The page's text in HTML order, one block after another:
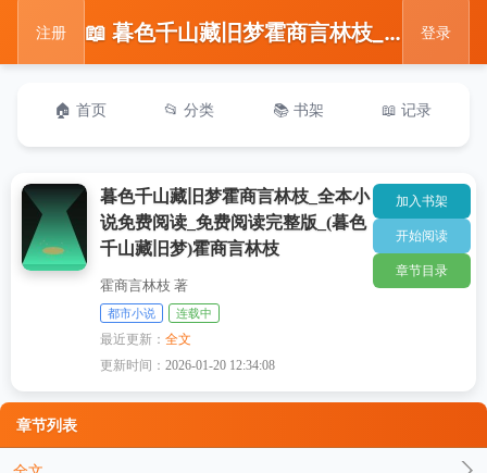
注册 📖 暮色千山藏旧梦霍商言林枝_全本小说免费阅读_免费阅读完整版_(暮色千山藏旧梦)霍商言林枝 登录
🏠 首页 📂 分类 📚 书架 📖 记录
暮色千山藏旧梦霍商言林枝_全本小
说免费阅读_免费阅读完整版_(暮色
千山藏旧梦)霍商言林枝
霍商言林枝 著
都市小说 连载中
最近更新：全文
更新时间：2026-01-20 12:34:08
加入书架
开始阅读
章节目录
章节列表